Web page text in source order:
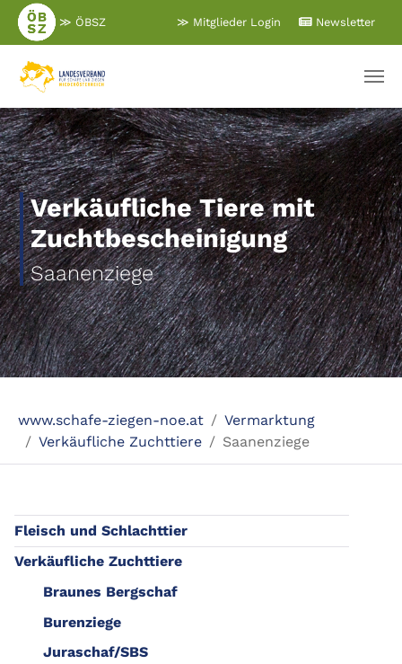
Zum
Hauptinhalt
≫ ÖBSZ Newsletter
≫ Mitglieder Login
Verkäufliche Tiere mit
Zuchtbescheinigung
Saanenziege
www.schafe-ziegen-noe.at
Vermarktung
Verkäufliche Zuchttiere
Saanenziege
Fleisch und Schlachttier
Verkäufliche Zuchttiere
Braunes Bergschaf
Burenziege
Juraschaf/SBS